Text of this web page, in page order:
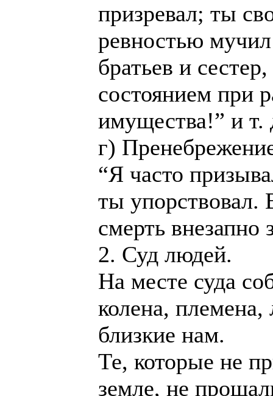
призревал; ты
ревностью
братьев и
состоянием при
имущества!” и т.
г)
“Я часто
ты
смерть внезапно
2. Суд людей.
На месте суда
колена,
близкие нам.
Те, которые не
земле, не